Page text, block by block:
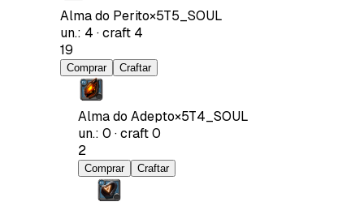
Alma do Perito×5T5_SOUL
un.: 4 ·craft 4
19
Comprar Craftar
Alma do Adepto×5T4_SOUL
un.: 0 ·craft0
2
Comprar Craftar